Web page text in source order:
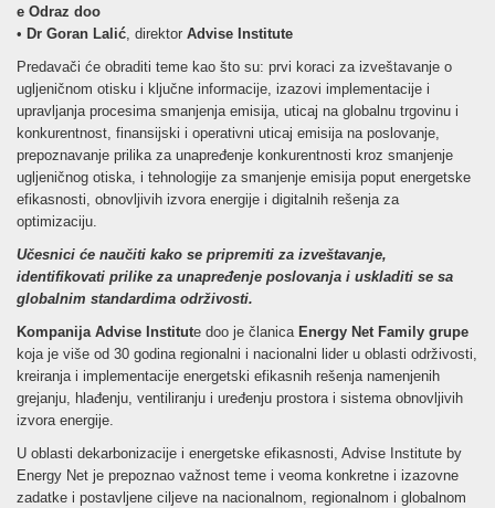
e Odraz doo
• Dr Goran Lalić, direktor Advise Institute
Predavači će obraditi teme kao što su: prvi koraci za izveštavanje o
ugljeničnom otisku i ključne informacije, izazovi implementacije i
upravljanja procesima smanjenja emisija, uticaj na globalnu trgovinu i
konkurentnost, finansijski i operativni uticaj emisija na poslovanje,
prepoznavanje prilika za unapređenje konkurentnosti kroz smanjenje
ugljeničnog otiska, i tehnologije za smanjenje emisija poput energetske
efikasnosti, obnovljivih izvora energije i digitalnih rešenja za
optimizaciju.
Učesnici će naučiti kako se pripremiti za izveštavanje,
identifikovati prilike za unapređenje poslovanja i uskladiti se sa
globalnim standardima održivosti.
Kompanija Advise Institute doo je članica Energy Net Family grupe
koja je više od 30 godina regionalni i nacionalni lider u oblasti održivosti,
kreiranja i implementacije energetski efikasnih rešenja namenjenih
grejanju, hlađenju, ventiliranju i uređenju prostora i sistema obnovljivih
izvora energije.
U oblasti dekarbonizacije i energetske efikasnosti, Advise Institute by
Energy Net je prepoznao važnost teme i veoma konkretne i izazovne
zadatke i postavljene ciljeve na nacionalnom, regionalnom i globalnom